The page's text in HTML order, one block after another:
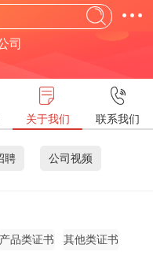
司
关于我们 联系我们
聘 公司视频
产品类证书 其他类证书